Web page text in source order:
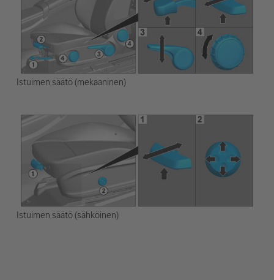
Istuimen säätö (mekaaninen)
Istuimen säätö (sähköinen)